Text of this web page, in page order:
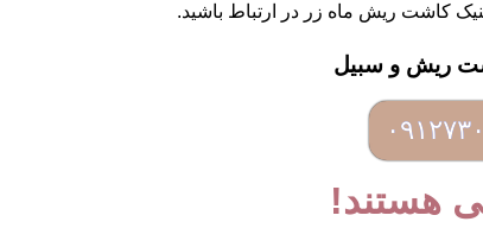
کاشت ریش ماه زر در ارتباط باشید.
ریش و سبیل
هستند!